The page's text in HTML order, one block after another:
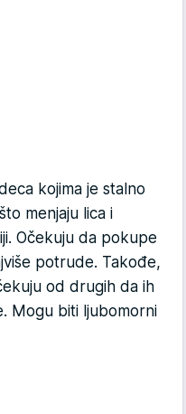
kojima je stalno
menjaju lica i
Očekuju da pokupe
potrude. Takođe,
od drugih da ih
Mogu biti ljubomorni